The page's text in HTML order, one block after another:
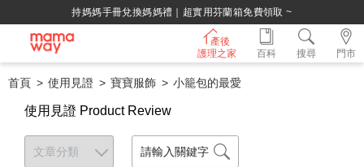
持媽媽手冊兌換媽媽禮｜超實用芬蘭箱免費領取 ~
產後
護理之家
門市
百科 搜尋
首頁 使用見證 寶寶服飾 小籠包的最愛
使用見證 Product Review